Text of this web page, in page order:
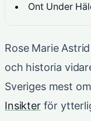
Ont Under
Rose Marie
och historia
Sveriges mest
Insikterför